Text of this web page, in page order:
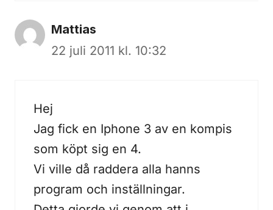
Mattias
22 juli 2011 kl. 10:32
Hej
Jag fick en Iphone 3 av en kompis
som köpt sig en 4.
Vi ville då raddera alla hanns
program och inställningar.